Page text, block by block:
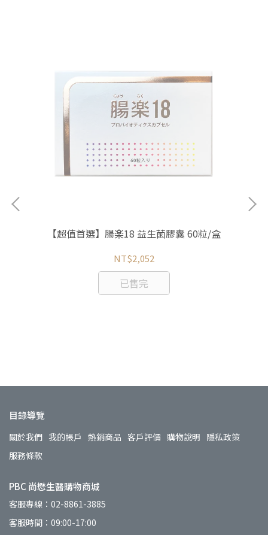
【超值首選】腸楽18 益生菌膠囊 60粒/盒
NT$2,052
已售完
目錄導覽
關於我們 我的帳戶 熱銷商品 客戶評價 購物說明 隱私政策
服務條款
PBC 尚懋生醫購物商城
客服專線：02-8861-3885
客服時間：09:00-17:00